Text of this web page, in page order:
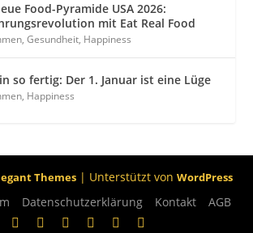
Food-Pyramide USA 2026:
mit Eat Real Food
,Gesundheit, Happiness
so fertig: Der 1. Januar ist eine Lüge
, Happiness
Themes | Unterstützt von WordPress
Datenschutzerklärung Kontakt AGB